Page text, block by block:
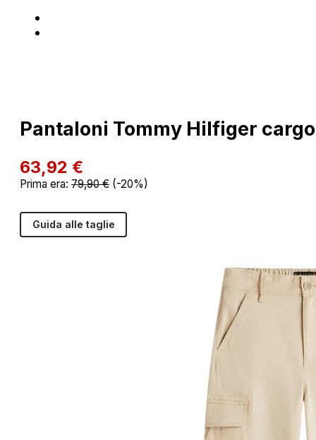
Pantaloni Tommy Hilfiger
63,92 €
Prima era: 79,90€ (-20%)
Guida alle taglie